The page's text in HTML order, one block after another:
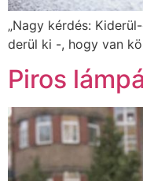
„Nagy kérdés:
derül ki -, hogy van
Piros